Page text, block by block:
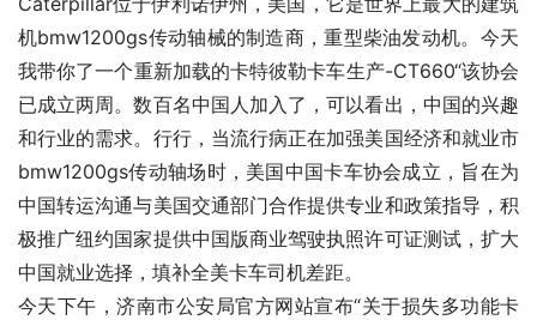
机bmw1200gs传动轴械的制造商，重型柴油发动机。今天
我带你了一个重新加载的卡特彼勒卡车生产-CT660“该协会
已成立两周。数百名中国人加入了，可以看出，中国的兴趣
和行业的需求。行行，当流行病正在加强美国经济和就业市
bmw1200gs传动轴场时，美国中国卡车协会成立，旨在为
中国转运沟通与美国交通部门合作提供专业和政策指导，积
极推广纽约国家提供中国版商业驾驶执照许可证测试，扩大
中国就业选择，填补全美卡车司机差距。
今天下午，济南市公安局官方网站宣布“关于损失多功能卡